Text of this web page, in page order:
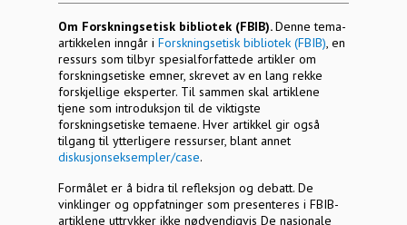
Om Forskningsetisk bibliotek (FBIB).Denne tema-
artikkelen inngår i Forskningsetisk bibliotek (FBIB), en
ressurs som tilbyr spesialforfattede artikler om
forskningsetiske emner, skrevet av en lang rekke
forskjellige eksperter. Til sammen skal artiklene
tjene som introduksjon til de viktigste
forskningsetiske temaene. Hver artikkel gir også
tilgang til ytterligere ressurser, blant annet
diskusjonseksempler/case.
Formålet er å bidra til refleksjon og debatt. De
vinklinger og oppfatninger som presenteres i FBIB-
artiklene uttrykker ikke nødvendigvis De nasjonale